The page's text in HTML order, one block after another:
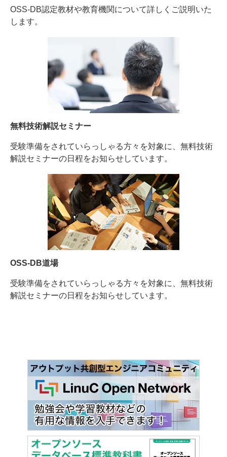
OSS-DB認定教材や教育機関について詳しくご説明いた
します。
無料技術解説セミナー
受験準備をされていらっしゃる方々を対象に、無料技術
解説セミナーの日程をお知らせしています。
OSS-DB道場
受験準備をされていらっしゃる方々を対象に、無料技術
解説セミナーの日程をお知らせしています。